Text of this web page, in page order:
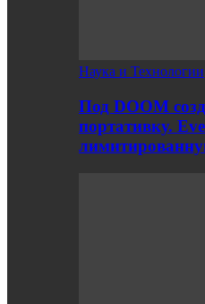
Наука и Технологии
Под DOOM
портативку.